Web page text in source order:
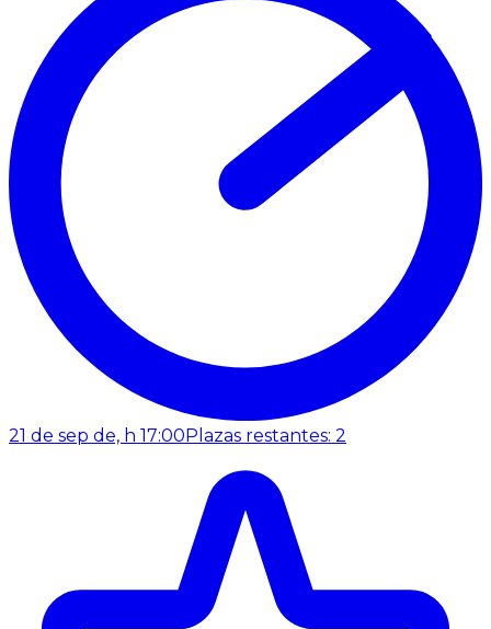
21 de sep de, h 17:00Plazas restantes: 2